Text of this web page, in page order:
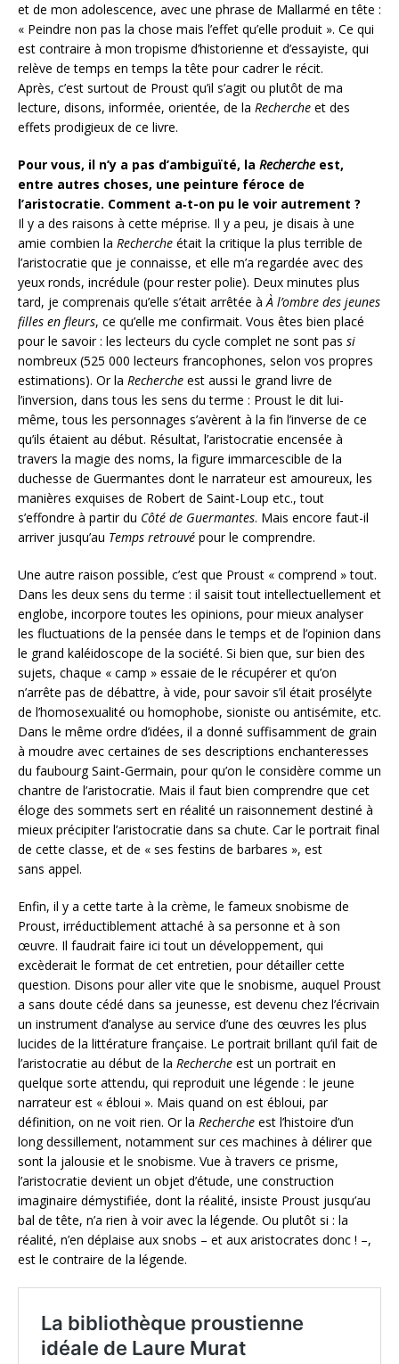
et de mon adolescence, avec une phrase de Mallarmé en tête :
« Peindre non pas la chose mais l’effet qu’elle produit ». Ce qui
est contraire à mon tropisme d’historienne et d’essayiste, qui
relève de temps en temps la tête pour cadrer le récit.
Après, c’est surtout de Proust qu’il s’agit ou plutôt de ma
lecture, disons, informée, orientée, de la Recherche et des
effets prodigieux de ce livre.
Pour vous, il n’y a pas d’ambiguïté, la Recherche est,
entre autres choses, une peinture féroce de
l’aristocratie. Comment a‑t-on pu le voir autrement ?
Il y a des raisons à cette méprise. Il y a peu, je disais à une
amie combien la Recherche était la critique la plus terrible de
l’aristocratie que je connaisse, et elle m’a regardée avec des
yeux ronds, incrédule (pour rester polie). Deux minutes plus
tard, je comprenais qu’elle s’était arrêtée àÀ l’ombre des jeunes
filles en fleurs, ce qu’elle me confirmait. Vous êtes bien placé
pour le savoir : les lecteurs du cycle complet ne sont pas si
nombreux (525 000 lecteurs francophones, selon vos propres
estimations). Or la Recherche est aussi le grand livre de
l’inversion, dans tous les sens du terme : Proust le dit lui-
même, tous les personnages s’avèrent à la fin l’inverse de ce
qu’ils étaient au début. Résultat, l’aristocratie encensée à
travers la magie des noms, la figure immarcescible de la
duchesse de Guermantes dont le narrateur est amoureux, les
manières exquises de Robert de Saint-Loup etc., tout
s’effondre à partir du Côté de Guermantes. Mais encore faut-il
arriver jusqu’au Temps retrouvé pour le comprendre.
Une autre raison possible, c’est que Proust « comprend » tout.
Dans les deux sens du terme : il saisit tout intellectuellement et
englobe, incorpore toutes les opinions, pour mieux analyser
les fluctuations de la pensée dans le temps et de l’opinion dans
le grand kaléidoscope de la société. Si bien que, sur bien des
sujets, chaque « camp » essaie de le récupérer et qu’on
n’arrête pas de débattre, à vide, pour savoir s’il était prosélyte
de l’homosexualité ou homophobe, sioniste ou antisémite, etc.
Dans le même ordre d’idées, il a donné suffisamment de grain
à moudre avec certaines de ses descriptions enchanteresses
du faubourg Saint-Germain, pour qu’on le considère comme un
chantre de l’aristocratie. Mais il faut bien comprendre que cet
éloge des sommets sert en réalité un raisonnement destiné à
mieux précipiter l’aristocratie dans sa chute. Car le portrait final
de cette classe, et de « ses festins de barbares », est
sans appel.
Enfin, il y a cette tarte à la crème, le fameux snobisme de
Proust, irréductiblement attaché à sa personne et à son
œuvre. Il faudrait faire ici tout un développement, qui
excèderait le format de cet entretien, pour détailler cette
question. Disons pour aller vite que le snobisme, auquel Proust
a sans doute cédé dans sa jeunesse, est devenu chez l’écrivain
un instrument d’analyse au service d’une des œuvres les plus
lucides de la littérature française. Le portrait brillant qu’il fait de
l’aristocratie au début de la Recherche est un portrait en
quelque sorte attendu, qui reproduit une légende : le jeune
narrateur est « ébloui ». Mais quand on est ébloui, par
définition, on ne voit rien. Or la Recherche est l’histoire d’un
long dessillement, notamment sur ces machines à délirer que
sont la jalousie et le snobisme. Vue à travers ce prisme,
l’aristocratie devient un objet d’étude, une construction
imaginaire démystifiée, dont la réalité, insiste Proust jusqu’au
bal de tête, n’a rien à voir avec la légende. Ou plutôt si : la
réalité, n’en déplaise aux snobs – et aux aristocrates donc ! –,
est le contraire de la légende.